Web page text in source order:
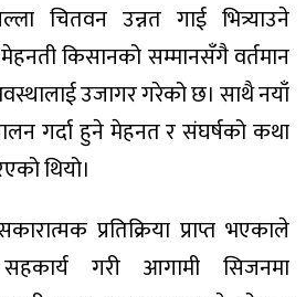
चितवन उन्नत गाई भित्र्याउने
किसानको सम्मानसँगै वर्तमान
उजागर गरेको छ। साथै नयाँ
गर्दा हुने मेहनत र संघर्षको कथा
थियो।
प्रतिक्रिया प्राप्त भएकाले
गरी आगामी सिजनमा